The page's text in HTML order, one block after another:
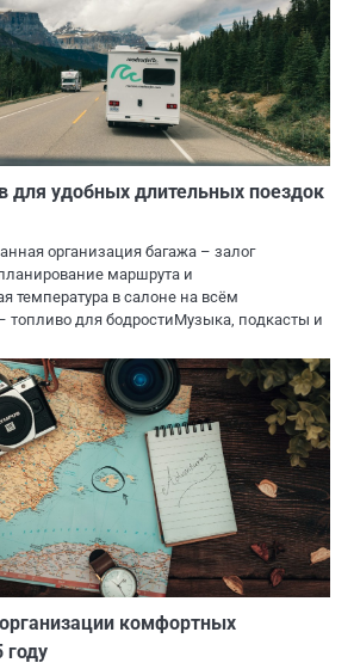
для удобных длительных поездок
организация багажа – залог
маршрута и
температура в салоне на всём
топливо для бодростиМузыка, подкасты и
комфортных
году